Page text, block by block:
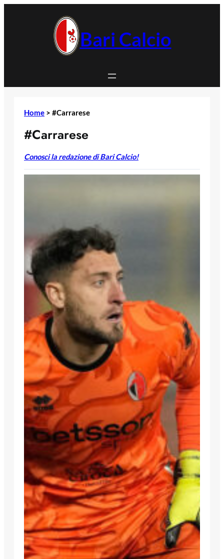
Bari Calcio
Home > #Carrarese
#Carrarese
Conosci la redazione di Bari Calcio!